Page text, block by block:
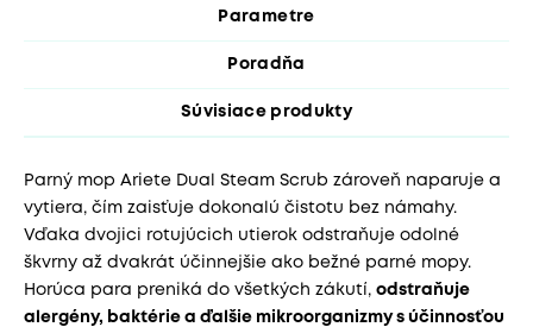
Parametre
Poradňa
Súvisiace produkty
Parný mop Ariete Dual Steam Scrub zároveň naparuje a
vytiera, čím zaisťuje dokonalú čistotu bez námahy.
Vďaka dvojici rotujúcich utierok odstraňuje odolné
škvrny až dvakrát účinnejšie ako bežné parné mopy.
Horúca para preniká do všetkých zákutí, odstraňuje
alergény, baktérie a ďalšie mikroorganizmy s účinnosťou